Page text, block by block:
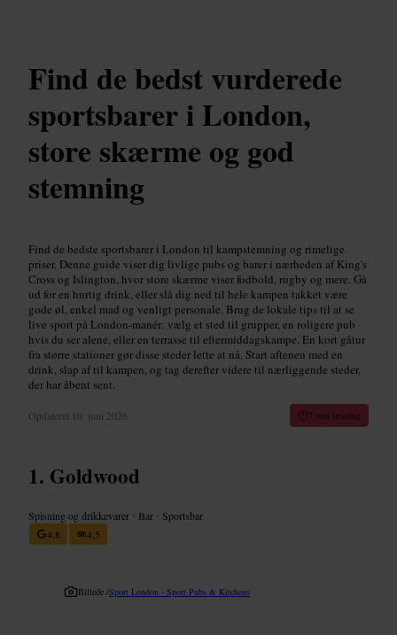
Find de bedst vurderede
sportsbarer i London,
store skærme og god
stemning
Find de bedste sportsbarer i London til kampstemning og rimelige
priser. Denne guide viser dig livlige pubs og barer i nærheden af King's
Cross og Islington, hvor store skærme viser fodbold, rugby og mere. Gå
ud for en hurtig drink, eller slå dig ned til hele kampen takket være
gode øl, enkel mad og venligt personale. Brug de lokale tips til at se
live sport på London-manér: vælg et sted til grupper, en roligere pub
hvis du ser alene, eller en terrasse til eftermiddagskampe. En kort gåtur
fra større stationer gør disse steder lette at nå. Start aftenen med en
drink, slap af til kampen, og tag derefter videre til nærliggende steder,
der har åbent sent.
Opdateret 10. juni 2026 7 min læsning
Goldwood
Spisning og drikkevarer • Bar • Sportsbar
4,8
4,5
Billede /Sport London - Sport Pubs & Kitchens